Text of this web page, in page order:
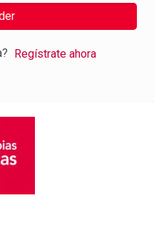
Regístrate ahora